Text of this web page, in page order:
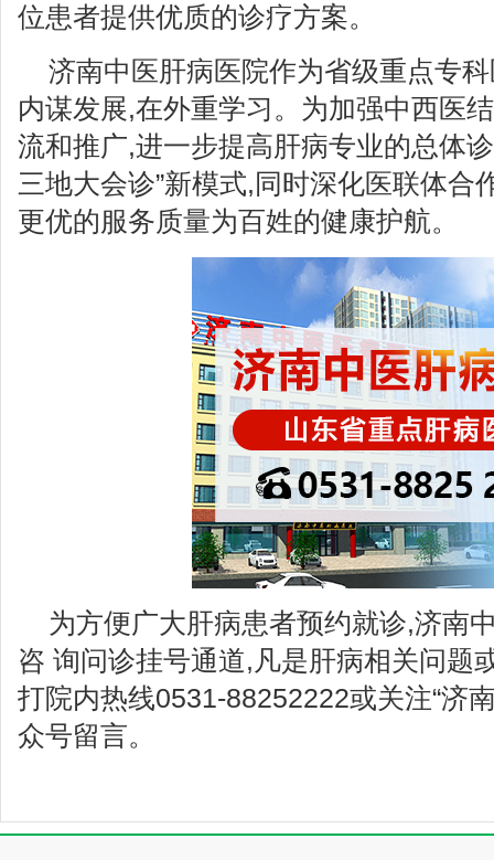
位患者提供优质的诊疗方案。
济南中医肝病医院作为省级重点专
内谋发展,在外重学习。为加强中西医
流和推广,进一步提高肝病专业的总体
三地大会诊”新模式,同时深化医联体合
更优的服务质量为百姓的健康护航。
为方便广大肝病患者预约就诊,济南
咨 询问诊挂号通道,凡是肝病相关问题
打院内热线0531-88252222或关注“济
众号留言。